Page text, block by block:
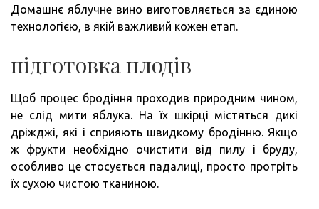
Домашнє яблучне вино виготовляється за єдиною
технологією, в якій важливий кожен етап.
підготовка плодів
Щоб процес бродіння проходив природним чином,
не слід мити яблука. На їх шкірці містяться дикі
дріжджі, які і сприяють швидкому бродінню. Якщо
ж фрукти необхідно очистити від пилу і бруду,
особливо це стосується падалиці, просто протріть
їх сухою чистою тканиною.